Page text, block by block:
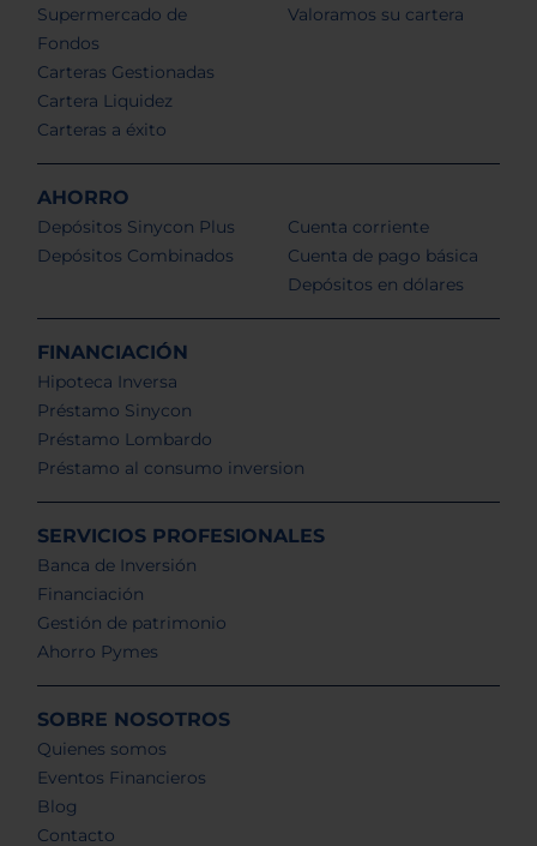
Supermercado de
Fondos
Carteras Gestionadas
Cartera Liquidez
Carteras a éxito
Valoramos su cartera
AHORRO
Depósitos Sinycon Plus
Depósitos Combinados
Cuenta corriente
Cuenta de pago básica
Depósitos en dólares
FINANCIACIÓN
Hipoteca Inversa
Préstamo Sinycon
Préstamo Lombardo
Préstamo al consumo inversion
SERVICIOS PROFESIONALES
Banca de Inversión
Financiación
Gestión de patrimonio
Ahorro Pymes
SOBRE NOSOTROS
Quienes somos
Eventos Financieros
Blog
Contacto